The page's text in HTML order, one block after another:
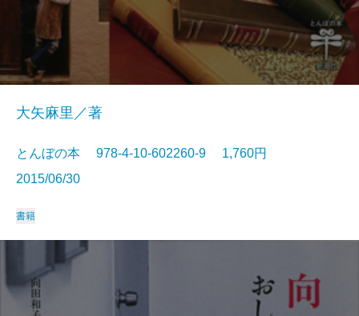
大矢麻里／著
とんぼの本 978-4-10-602260-9 1,760円
2015/06/30
書籍